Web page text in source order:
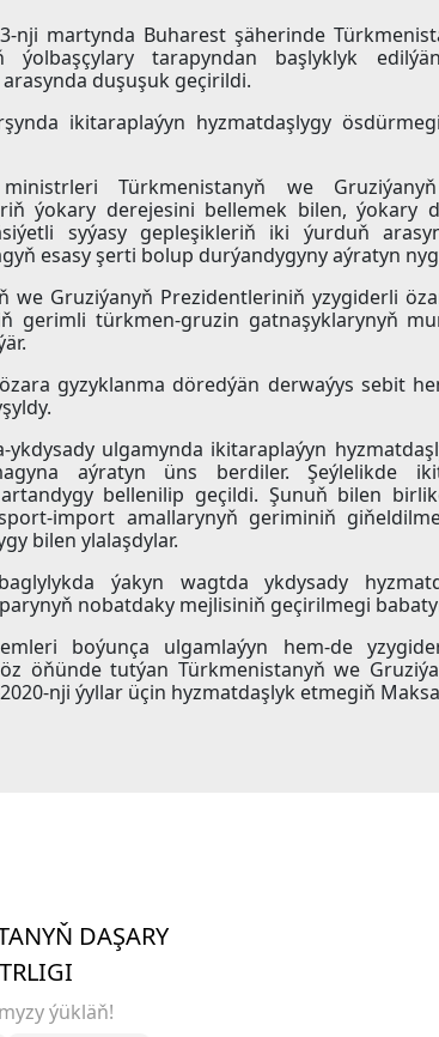
nji martynda Buharest şäherinde
ýolbaşçylary tarapyndan başlyklyk
duşuşuk geçirildi.
ikitaraplaýyn hyzmatdaşlygy
Türkmenistanyň we Gruziýanyň
ýokary derejesini bellemek bilen, ýokary
syýasy gepleşikleriň iki ýurduň
esasy şerti bolup durýandygyny aýratyn
we Gruziýanyň Prezidentleriniň yzygiderli
gerimli türkmen-gruzin gatnaşyklarynyň
gyzyklanma döredýän derwaýys sebit
ykdysady ulgamynda ikitaraplaýyn
aýratyn üns berdiler. Şeýlelikde
bellenilip geçildi. Şunuň bilen
import amallarynyň geriminiň
bilen ylalaşdylar.
ýakyn wagtda ykdysady
nobatdaky mejlisiniň geçirilmegi
boýunça ulgamlaýyn hem-de
öňünde tutýan Türkmenistanyň we
nji ýyllar üçin hyzmatdaşlyk etmegiň
DAŞARY
ýükläň!